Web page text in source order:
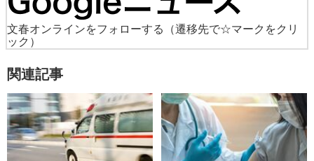
文春オンラインをフォローする
（遷移先で☆マークをクリ
ック）
関連記事